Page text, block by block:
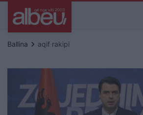
Ballina keyboard_arrow_right aqif rakipi